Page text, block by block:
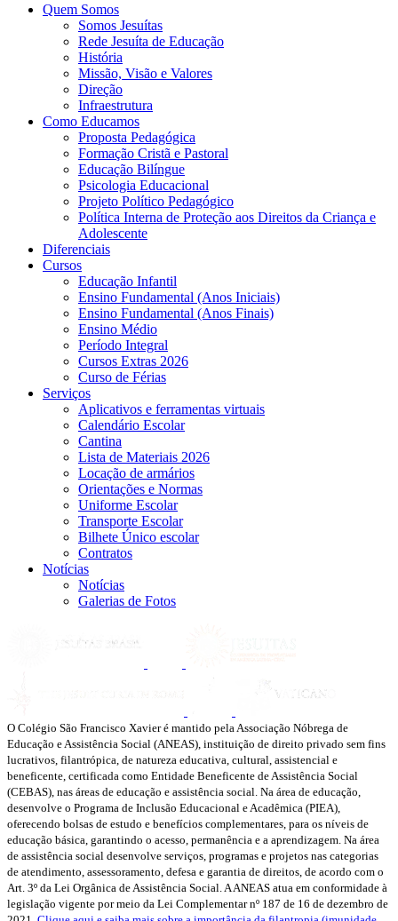
Quem Somos
Somos Jesuítas
Rede Jesuíta de Educação
História
Missão, Visão e Valores
Direção
Infraestrutura
Como Educamos
Proposta Pedagógica
Formação Cristã e Pastoral
Educação Bilíngue
Psicologia Educacional
Projeto Político Pedagógico
Política Interna de Proteção aos Direitos da Criança e
Adolescente
Diferenciais
Cursos
Educação Infantil
Ensino Fundamental (Anos Iniciais)
Ensino Fundamental (Anos Finais)
Ensino Médio
Período Integral
Cursos Extras 2026
Curso de Férias
Serviços
Aplicativos e ferramentas virtuais
Calendário Escolar
Cantina
Lista de Materiais 2026
Locação de armários
Orientações e Normas
Uniforme Escolar
Transporte Escolar
Bilhete Único escolar
Contratos
Notícias
Notícias
Galerias de Fotos
O Colégio São Francisco Xavier é mantido pela Associação Nóbrega de
Educação e Assistência Social (ANEAS), instituição de direito privado sem fins
lucrativos, filantrópica, de natureza educativa, cultural, assistencial e
beneficente, certificada como Entidade Beneficente de Assistência Social
(CEBAS), nas áreas de educação e assistência social. Na área de educação,
desenvolve o Programa de Inclusão Educacional e Acadêmica (PIEA),
oferecendo bolsas de estudo e benefícios complementares, para os níveis de
educação básica, garantindo o acesso, permanência e a aprendizagem. Na área
de assistência social desenvolve serviços, programas e projetos nas categorias
de atendimento, assessoramento, defesa e garantia de direitos, de acordo com o
Art. 3º da Lei Orgânica de Assistência Social. A ANEAS atua em conformidade à
legislação vigente por meio da Lei Complementar nº 187 de 16 de dezembro de